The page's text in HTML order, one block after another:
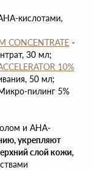
кислотами,
CONCENTRATE -
30 мл;
10%
50 мл;
пилинг 5%
и AHA-
укрепляют
слой кожи,